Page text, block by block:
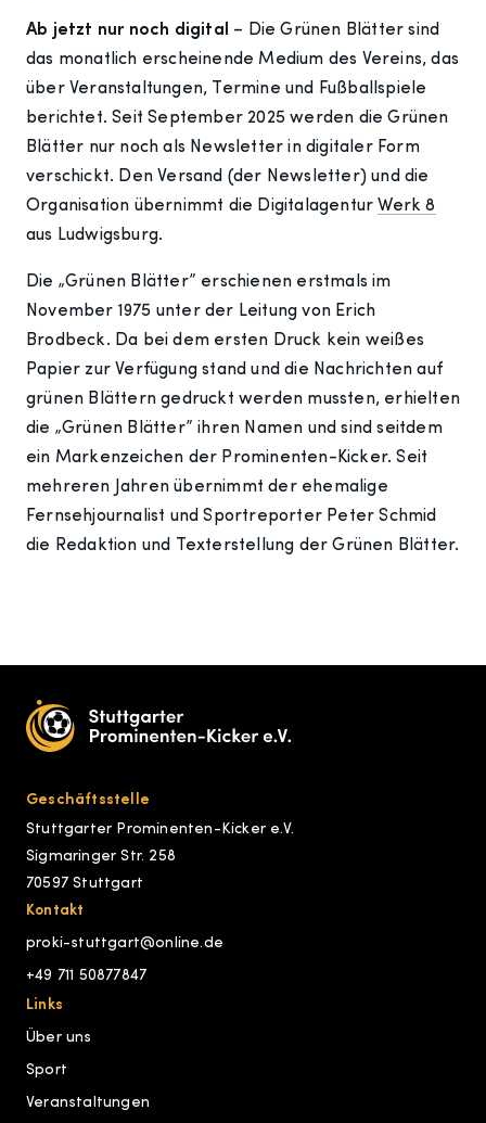
Ab jetzt nur noch digital – Die Grünen Blätter sind
das monatlich erscheinende Medium des Vereins, das
über Veranstaltungen, Termine und Fußballspiele
berichtet. Seit September 2025 werden die Grünen
Blätter nur noch als Newsletter in digitaler Form
verschickt. Den Versand (der Newsletter) und die
Organisation übernimmt die Digitalagentur Werk 8
aus Ludwigsburg.
Die „Grünen Blätter” erschienen erstmals im
November 1975 unter der Leitung von Erich
Brodbeck. Da bei dem ersten Druck kein weißes
Papier zur Verfügung stand und die Nachrichten auf
grünen Blättern gedruckt werden mussten, erhielten
die „Grünen Blätter” ihren Namen und sind seitdem
ein Markenzeichen der Prominenten-Kicker. Seit
mehreren Jahren übernimmt der ehemalige
Fernsehjournalist und Sportreporter Peter Schmid
die Redaktion und Texterstellung der Grünen Blätter.
Geschäftsstelle
Stuttgarter Prominenten-Kicker e.V.
Sigmaringer Str. 258
70597 Stuttgart
Kontakt
proki-stuttgart@online.de
+49 711 50877847
Links
Über uns
Sport
Veranstaltungen